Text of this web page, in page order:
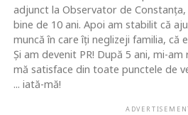
adjunct la Observator de
bine de 10 ani. Apoi am stabilit că
muncă în care îţi neglizeji familia, că
Şi am devenit PR! După 5 ani, mi-
mă satisface din toate punctele de
... iată-mă!